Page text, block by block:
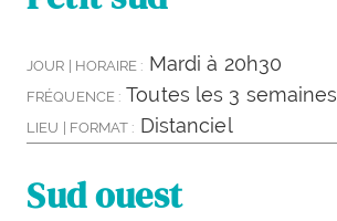
JOUR | HORAIRE : Mardi à 20h30
FRÉQUENCE : Toutes les 3 semaines
LIEU | FORMAT : Distanciel
Sud ouest